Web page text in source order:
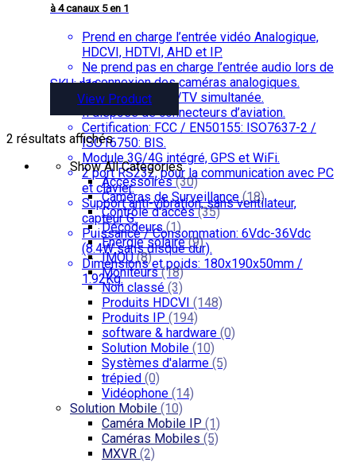
à 4 canaux 5 en 1
Prend en charge l’entrée vidéo Analogique,
HDCVI, HDTVI, AHD et IP.
Ne prend pas en charge l’entrée audio lors de
la connexion des caméras analogiques.
Sortie vidéo VGA/TV simultanée.
Il dispose de connecteurs d’aviation.
Certification: FCC / EN50155: ISO7637-2 /
ISO16750: BIS.
Module 3G/4G intégré, GPS et WiFi.
2 port RS232, pour la communication avec PC
et clavier.
Support anti-vibration, sans ventilateur,
capteur G.
Puissance / Consommation: 6Vdc-36Vdc
(8.4W sans disque dur).
Dimensions et poids: 180x190x50mm /
1.92Kg.
SKU: n/a
View Product
2 résultats affichés
Show All Categories
Accessoires(30)
Caméras de Surveillance(18)
Contrôle d'accès(35)
Décodeurs(1)
Energie solaire(9)
IMOU(8)
Moniteurs(18)
Non classé (3)
Produits HDCVI (148)
Produits IP (194)
software & hardware (0)
Solution Mobile (10)
Systèmes d'alarme (5)
trépied (0)
Vidéophone (14)
Solution Mobile (10)
Caméra Mobile IP (1)
Caméras Mobiles (5)
MXVR (2)